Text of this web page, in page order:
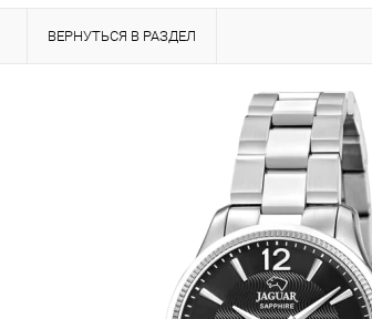
ВЕРНУТЬСЯ В РАЗДЕЛ